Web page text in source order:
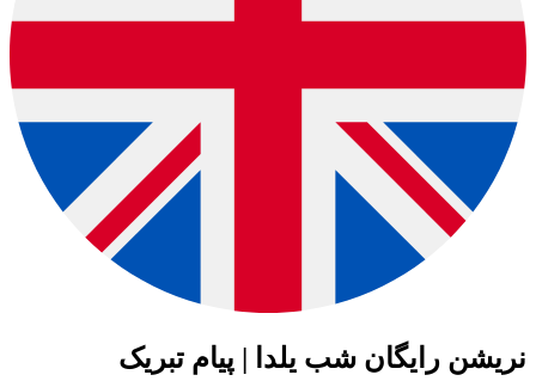
نریشن رایگان شب یلدا | پیام تبریک